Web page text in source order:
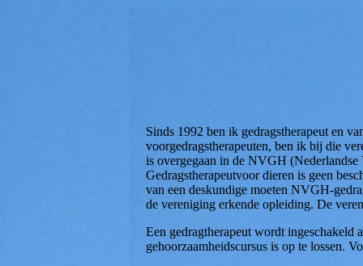
Sinds 1992 ben ik gedragstherapeut en
voorgedragstherapeuten, ben ik bij die
is overgegaan in de NVGH
Gedragstherapeutvoor dieren is geen
van een deskundige moeten NVGH-
de vereniging erkende opleiding. De
Een gedragtherapeut wordt ingeschakeld
gehoorzaamheidscursus is op te lossen.